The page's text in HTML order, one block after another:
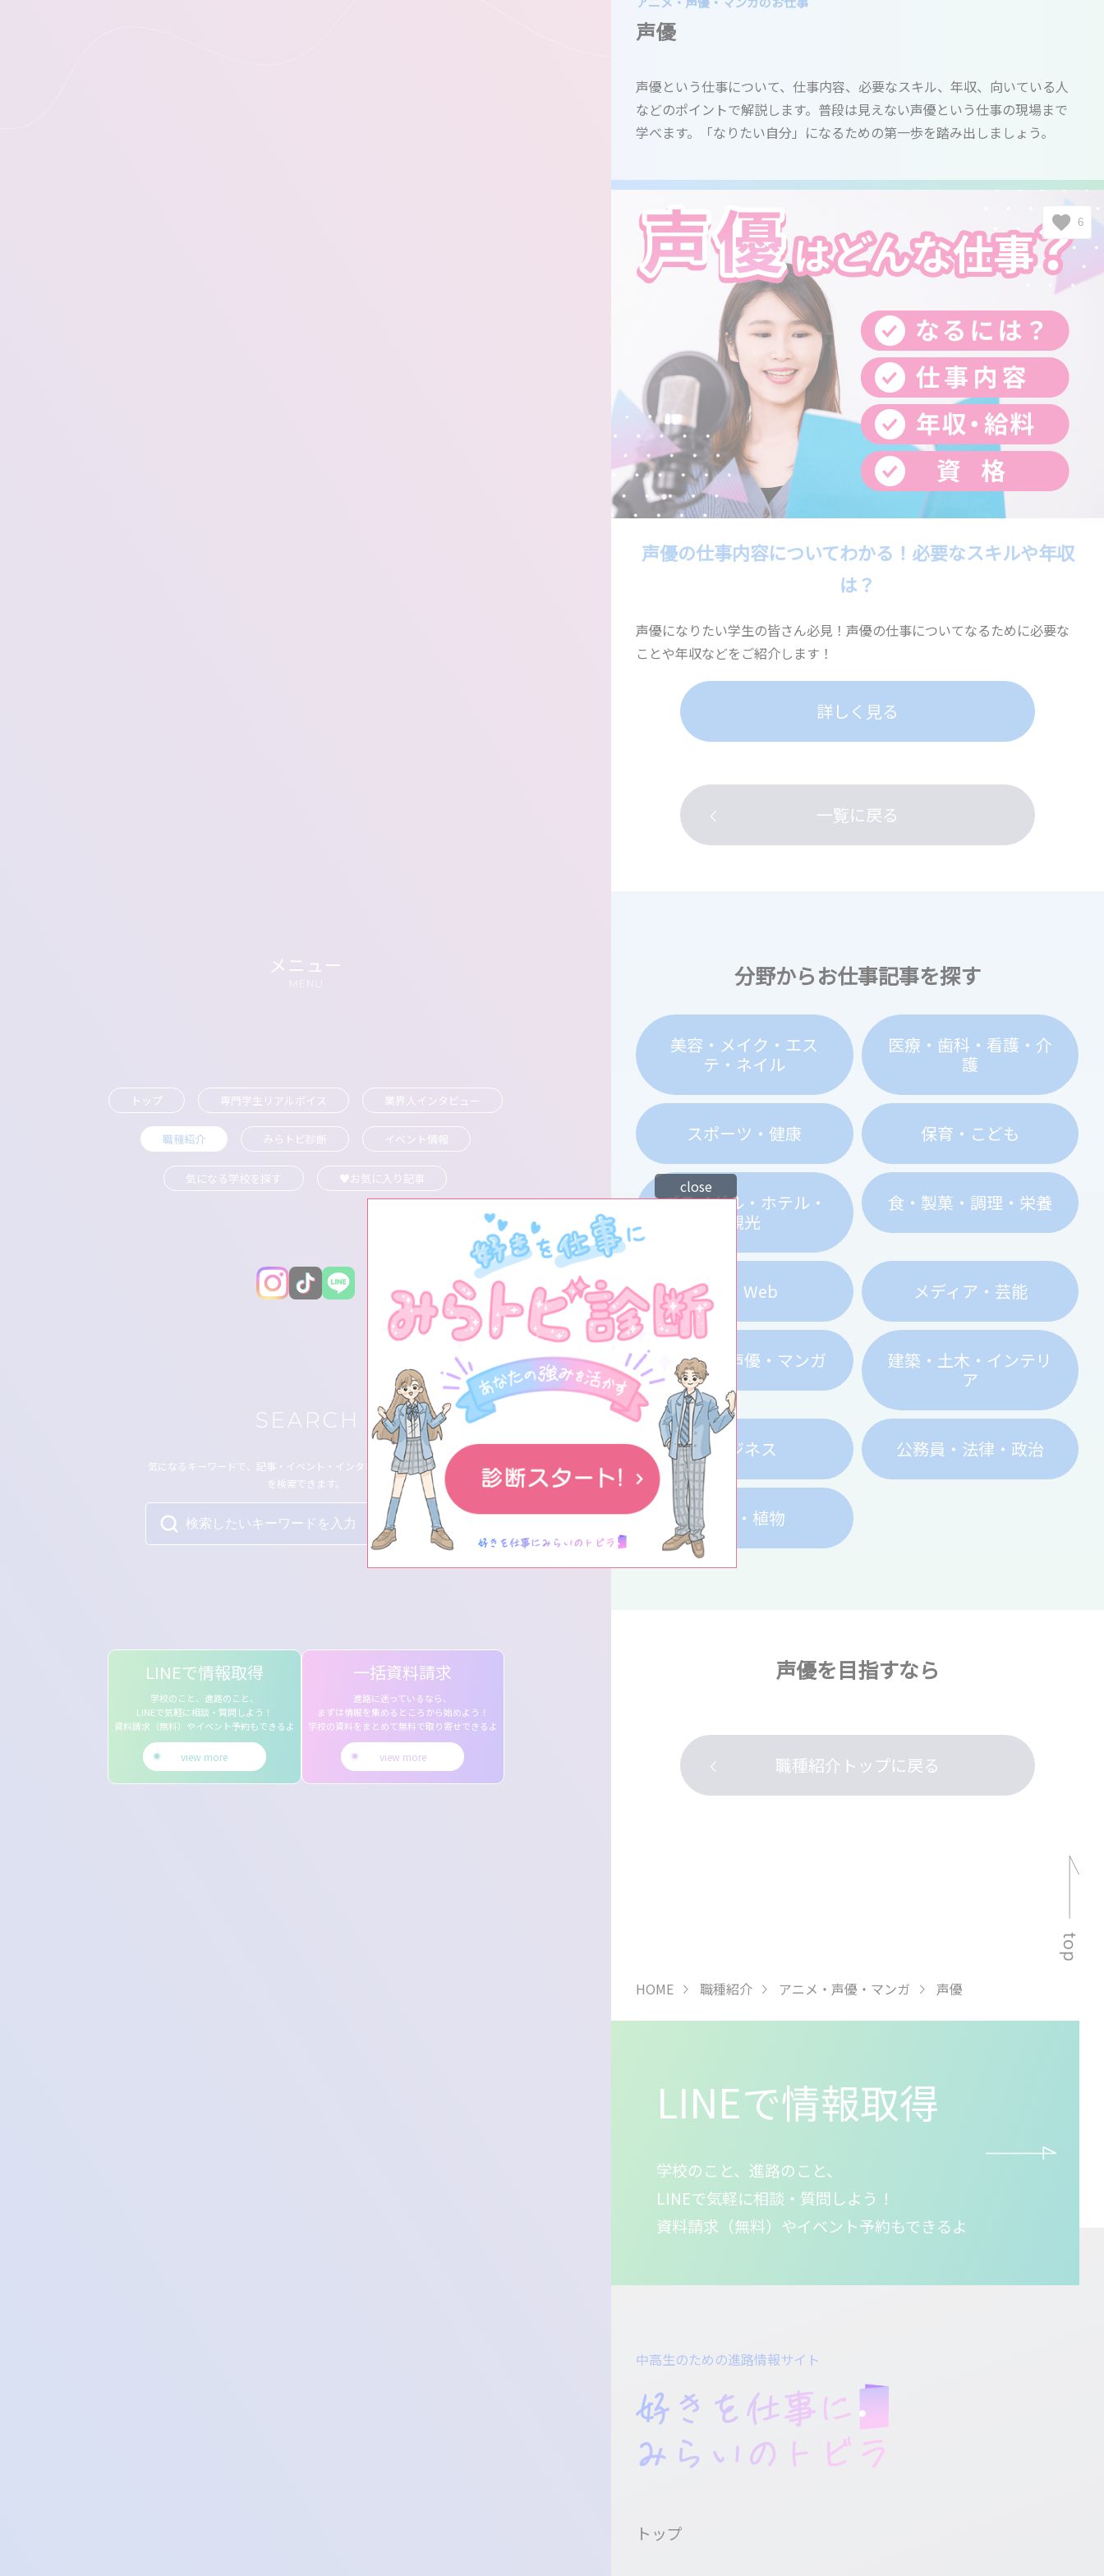
トップ 専門学生リアルボイス 業界人インタビュー
職種紹介 みらトビ診断 イベント情報
気になる学校を探す ♥お気に⼊り記事
気になるキーワードで、記事・イベント・インタビュー、いろんな記事
を検索できます。
検索
LINEで情報取得
学校のこと、進路のこと、
LINEで気軽に相談・質問しよう！
資料請求（無料）やイベント予約もできるよ
view more
一括資料請求
進路に迷っているなら、
まずは情報を集めるところから始めよう！
学校の資料をまとめて無料で取り寄せできるよ
view more
声優
声優という仕事について、仕事内容、必要なスキル、年収、向いている人
などのポイントで解説します。普段は見えない声優という仕事の現場まで
学べます。「なりたい自分」になるための第一歩を踏み出しましょう。
6
声優の仕事内容についてわかる！必要なスキルや年収
は？
声優になりたい学生の皆さん必見！声優の仕事についてなるために必要な
ことや年収などをご紹介します！
詳しく見る
一覧に戻る
分野からお仕事記事を探す
美容・メイク・エス
テ・ネイル
医療・歯科・看護・介
護
スポーツ・健康 保育・こども
ブライダル・ホテル・
観光
食・製菓・調理・栄養
IT・Web メディア・芸能
アニメ・声優・マンガ
建築・土木・インテリ
ア
ビジネス 公務員・法律・政治
動物・植物
声優を目指すなら
職種紹介トップに戻る
HOME 職種紹介 アニメ・声優・マンガ 声優
LINEで情報取得
学校のこと、進路のこと、
LINEで気軽に相談・質問しよう！
資料請求（無料）やイベント予約もできるよ
中高生のための進路情報サイト
トップ
close